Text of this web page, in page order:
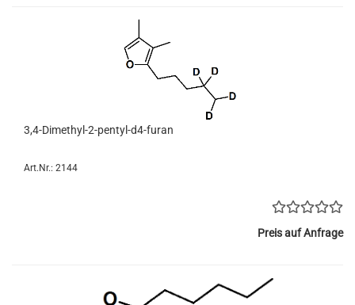
3,4-Dimethyl-2-pentyl-d4-furan
Art.Nr.: 2144
Preis auf Anfrage